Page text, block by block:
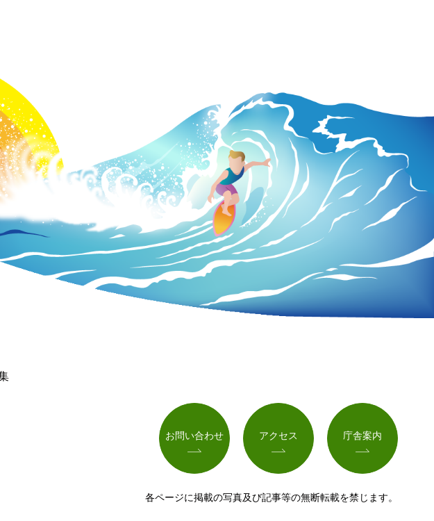
お問い合わせ アクセス 庁舎案内
各ページに掲載の写真及び記事等の無断転載を禁じます。